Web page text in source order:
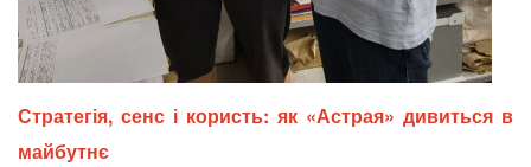
Стратегія, сенс і користь: як «Астрая» дивиться в
майбутнє